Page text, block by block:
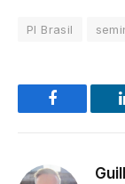
PI Brasil
Facebook